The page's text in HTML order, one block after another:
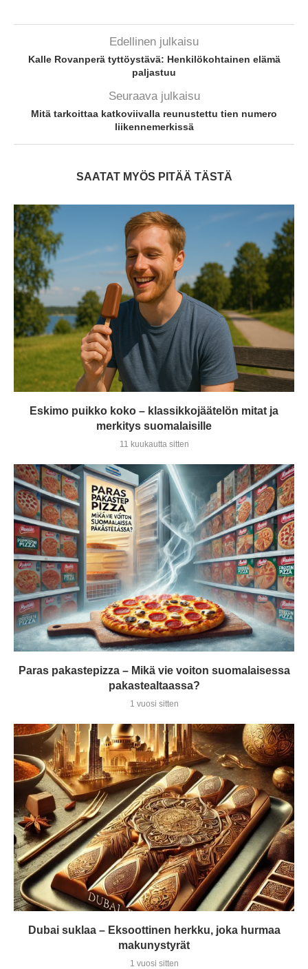
Edellinen julkaisu
Kalle Rovanperä tyttöystävä: Henkilökohtainen elämä
paljastuu
Seuraava julkaisu
Mitä tarkoittaa katkoviivalla reunustettu tien numero
liikennemerkissä
SAATAT MYÖS PITÄÄ TÄSTÄ
Eskimo puikko koko – klassikkojäätelön mitat ja
merkitys suomalaisille
11 kuukautta sitten
Paras pakastepizza – Mikä vie voiton suomalaisessa
pakastealtaassa?
1 vuosi sitten
Dubai suklaa – Eksoottinen herkku, joka hurmaa
makunystyrät
1 vuosi sitten